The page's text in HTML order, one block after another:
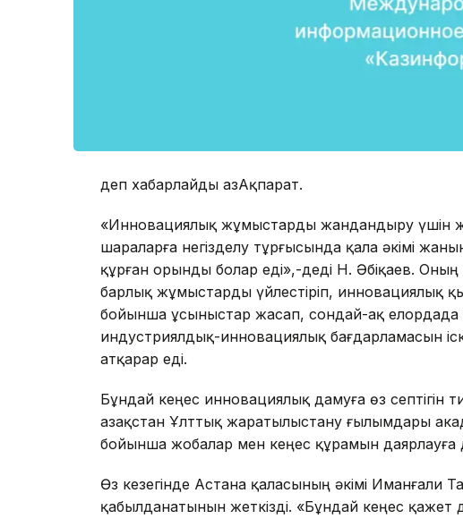
деп хабарлайды ҚазАқпарат.
«Инновациялық жұмыстарды жандандыру үшін
шараларға негізделу тұрғысында қала әкімі
құрған орынды болар еді»,-деді Н. Әбіқаев.
барлық жұмыстарды үйлестіріп, инновациялық
бойынша ұсыныстар жасап, сондай-ақ елордада
индустриялдық-инновациялық бағдарламасын
атқарар еді.
Бұндай кеңес инновациялық дамуға өз септігін
Қазақстан Ұлттық жаратылыстану ғылымдары
бойынша жобалар мен кеңес құрамын даярлауға
Өз кезегінде Астана қаласының әкімі Иманғали
қабылданатынын жеткізді. «Бұндай кеңес